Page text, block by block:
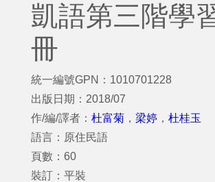
凱語第三階學
冊
統一編號GPN：1010701228
出版日期：2018/07
作/編/譯者： 杜富菊 ， 梁婷 ， 杜桂玉
語言：原住民語
頁數：60
裝訂：平裝